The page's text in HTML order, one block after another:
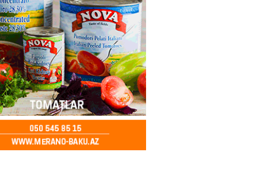
qadın qətlə yetirildi – Şübhəli
oğludur
- 16:00 253
37,6 milyon, Rusiyada 16,7
Azərbaycanlıların yemək
- 15:45